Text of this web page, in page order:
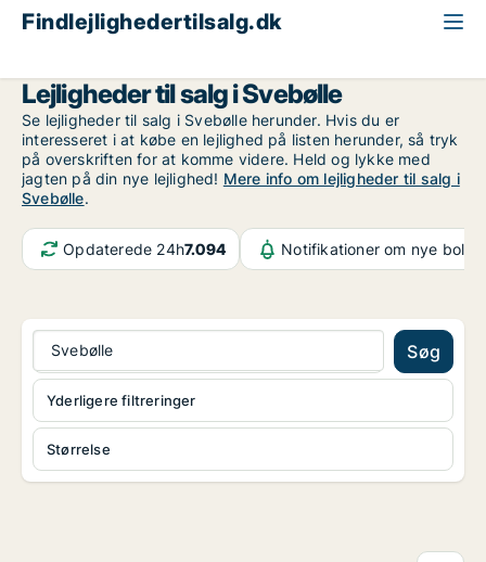
Findlejlighedertilsalg.dk
Lejligheder til salg i Svebølle
Se lejligheder til salg i Svebølle herunder. Hvis du er
interesseret i at købe en lejlighed på listen herunder, så tryk
på overskriften for at komme videre. Held og lykke med
jagten på din nye lejlighed! Mere info om lejligheder til salg i
Svebølle.
Opdaterede 24h7.094 Notifikationer om nye
Svebølle Søg
Størrelse
Yderligere filtreringer